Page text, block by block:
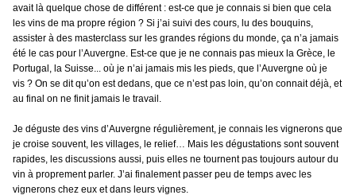
avait là quelque chose de différent : est-ce que je connais si bien que cela
les vins de ma propre région ? Si j’ai suivi des cours, lu des bouquins,
assister à des masterclass sur les grandes régions du monde, ça n’a jamais
été le cas pour l’Auvergne. Est-ce que je ne connais pas mieux la Grèce, le
Portugal, la Suisse... où je n’ai jamais mis les pieds, que l’Auvergne où je
vis ? On se dit qu’on est dedans, que ce n’est pas loin, qu’on connait déjà, et
au final on ne finit jamais le travail.
Je déguste des vins d’Auvergne régulièrement, je connais les vignerons que
je croise souvent, les villages, le relief… Mais les dégustations sont souvent
rapides, les discussions aussi, puis elles ne tournent pas toujours autour du
vin à proprement parler. J’ai finalement passer peu de temps avec les
vignerons chez eux et dans leurs vignes.